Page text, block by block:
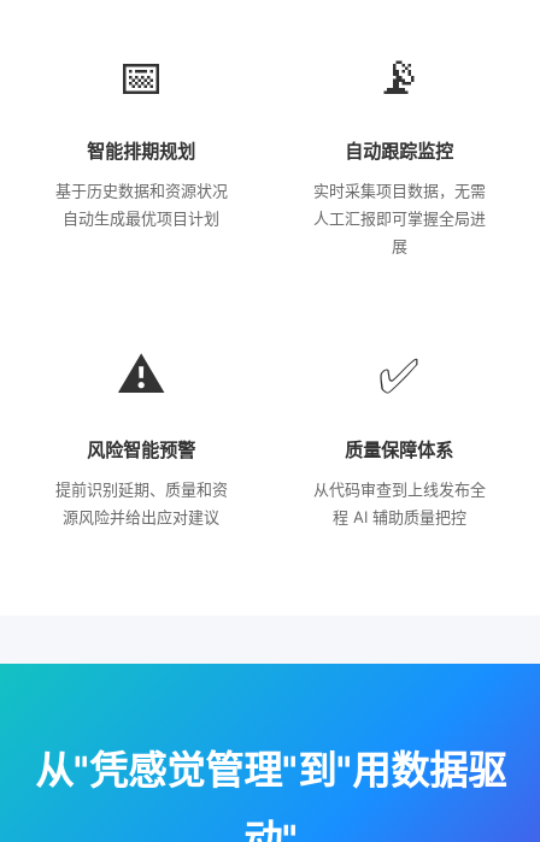
📅
智能排期规划
基于历史数据和资源状况
自动生成最优项目计划
📡
自动跟踪监控
实时采集项目数据，无需
人工汇报即可掌握全局进
展
⚠️
风险智能预警
提前识别延期、质量和资
源风险并给出应对建议
✅
质量保障体系
从代码审查到上线发布全
程 AI 辅助质量把控
从"凭感觉管理"到"用数据驱